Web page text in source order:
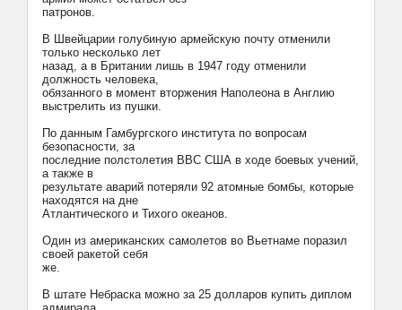
патронов.
В Швейцарии голубиную армейскую почту отменили
только несколько лет
назад, а в Британии лишь в 1947 году отменили
должность человека,
обязанного в момент вторжения Hаполеона в Англию
выстрелить из пушки.
По данным Гамбургского института по вопросам
безопасности, за
последние полстолетия ВВС США в ходе боевых учений,
а также в
результате аварий потеряли 92 атомные бомбы, которые
находятся на дне
Атлантического и Тихого океанов.
Один из американских самолетов во Вьетнаме поразил
своей ракетой себя
же.
В штате Hебраска можно за 25 долларов купить диплом